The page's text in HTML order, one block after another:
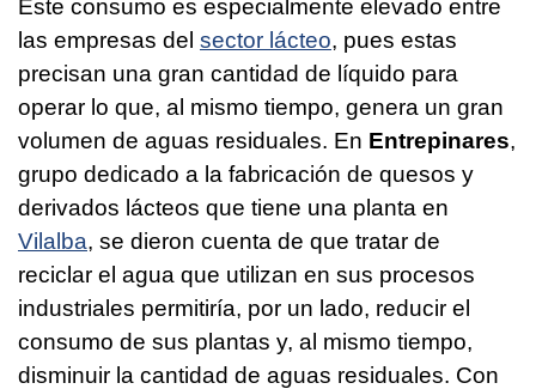
Este consumo es especialmente elevado entre
las empresas del sector lácteo, pues estas
precisan una gran cantidad de líquido para
operar lo que, al mismo tiempo, genera un gran
volumen de aguas residuales. En Entrepinares,
grupo dedicado a la fabricación de quesos y
derivados lácteos que tiene una planta en
Vilalba, se dieron cuenta de que tratar de
reciclar el agua que utilizan en sus procesos
industriales permitiría, por un lado, reducir el
consumo de sus plantas y, al mismo tiempo,
disminuir la cantidad de aguas residuales. Con